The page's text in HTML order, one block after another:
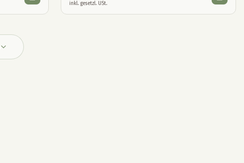
inkl. gesetzl. USt.